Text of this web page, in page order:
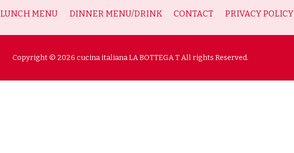
LUNCH MENU DINNER MENU/DRINK CONTACT PRIVACY POLICY
Copyright © 2026 cucina italiana LA BOTTEGA T All rights Reserved.